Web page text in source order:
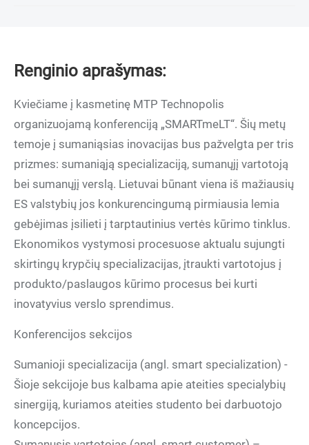
Renginio aprašymas:
Kviečiame į kasmetinę MTP Technopolis
organizuojamą konferenciją „SMARTmeLT“. Šių metų
temoje į sumaniąsias inovacijas bus pažvelgta per tris
prizmes: sumaniąją specializaciją, sumanųjį vartotoją
bei sumanųjį verslą. Lietuvai būnant viena iš mažiausių
ES valstybių jos konkurencingumą pirmiausia lemia
gebėjimas įsilieti į tarptautinius vertės kūrimo tinklus.
Ekonomikos vystymosi procesuose aktualu sujungti
skirtingų krypčių specializacijas, įtraukti vartotojus į
produkto/paslaugos kūrimo procesus bei kurti
inovatyvius verslo sprendimus.
Konferencijos sekcijos
Sumanioji specializacija (angl. smart specialization) -
Šioje sekcijoje bus kalbama apie ateities specialybių
sinergiją, kuriamos ateities studento bei darbuotojo
koncepcijos.